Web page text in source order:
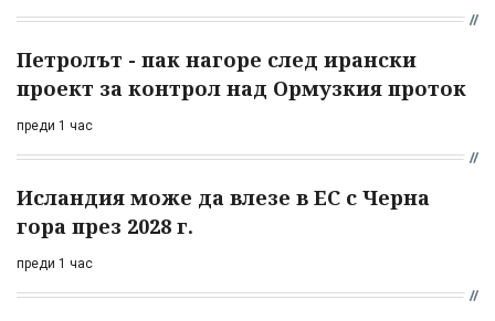
Петролът - пак нагоре след ирански
проект за контрол над Ормузкия проток
преди 1 час
Исландия може да влезе в ЕС с Черна
гора през 2028 г.
преди 1 час